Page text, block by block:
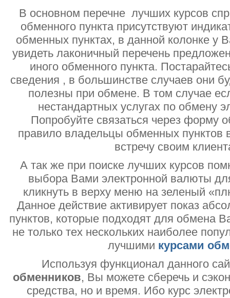
В основном перечне лучших курсов
обменного пункта присутствуют
обменных пунктах, в данной колонке у
увидеть лаконичный перечень
иного обменного пункта.
сведения , в большинстве случаев они
полезны при обмене. В том случае
нестандартных услугах по обмену
Попробуйте связаться через форму
правило владельцы обменных пунктов
встречу своим
А так же при поиске лучших курсов
выбора Вами электронной валюты
кликнуть в верху меню на зеленый
Данное действие активирует показ
пунктов, которые подходят для обмена
не только тех нескольких наиболее
лучшими курсами
Используя функционал данного
обменников, Вы можете сберечь и
средства, но и время. Ибо курс